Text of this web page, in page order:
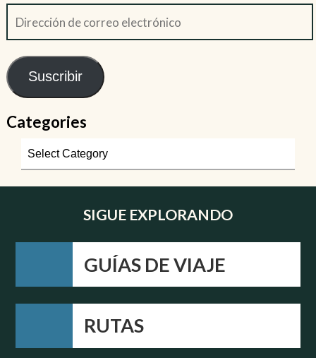
Suscribir
Categories
SIGUE EXPLORANDO
GUÍAS DE VIAJE
RUTAS